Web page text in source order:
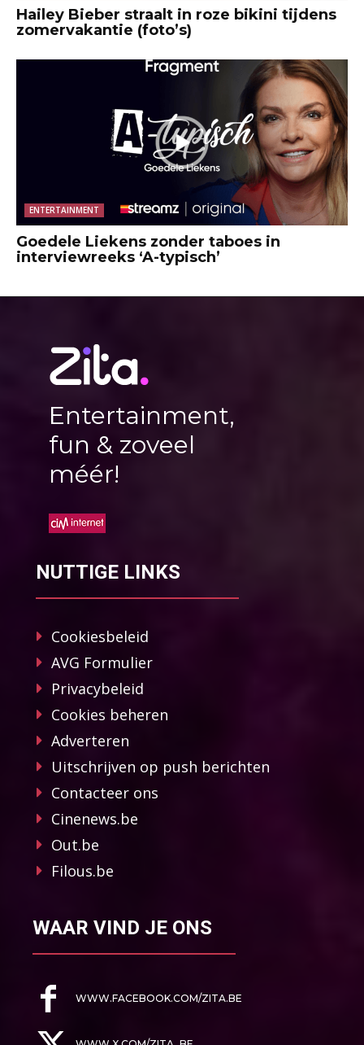
Hailey Bieber straalt in roze bikini tijdens
zomervakantie (foto’s)
ENTERTAINMENT
Goedele Liekens zonder taboes in
interviewreeks ‘A-typisch’
Entertainment,
fun & zoveel
méér!
NUTTIGE LINKS
Cookiesbeleid
AVG Formulier
Privacybeleid
Cookies beheren
Adverteren
Uitschrijven op push berichten
Contacteer ons
Cinenews.be
Out.be
Filous.be
WAAR VIND JE ONS
WWW.FACEBOOK.COM/ZITA.BE